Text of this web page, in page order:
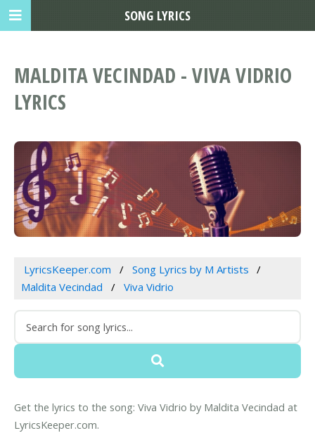
MALDITA VECINDAD - VIVA VIDRIO
LYRICS
LyricsKeeper.com
Song Lyrics by M Artists
Maldita Vecindad
Viva Vidrio
Get the lyrics to the song: Viva Vidrio by Maldita Vecindad at
LyricsKeeper.com.
SONG LYRICS